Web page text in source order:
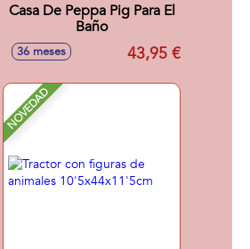
Casa De Peppa Pig Para El
Baño
36 meses 43,95 €
NOVEDAD